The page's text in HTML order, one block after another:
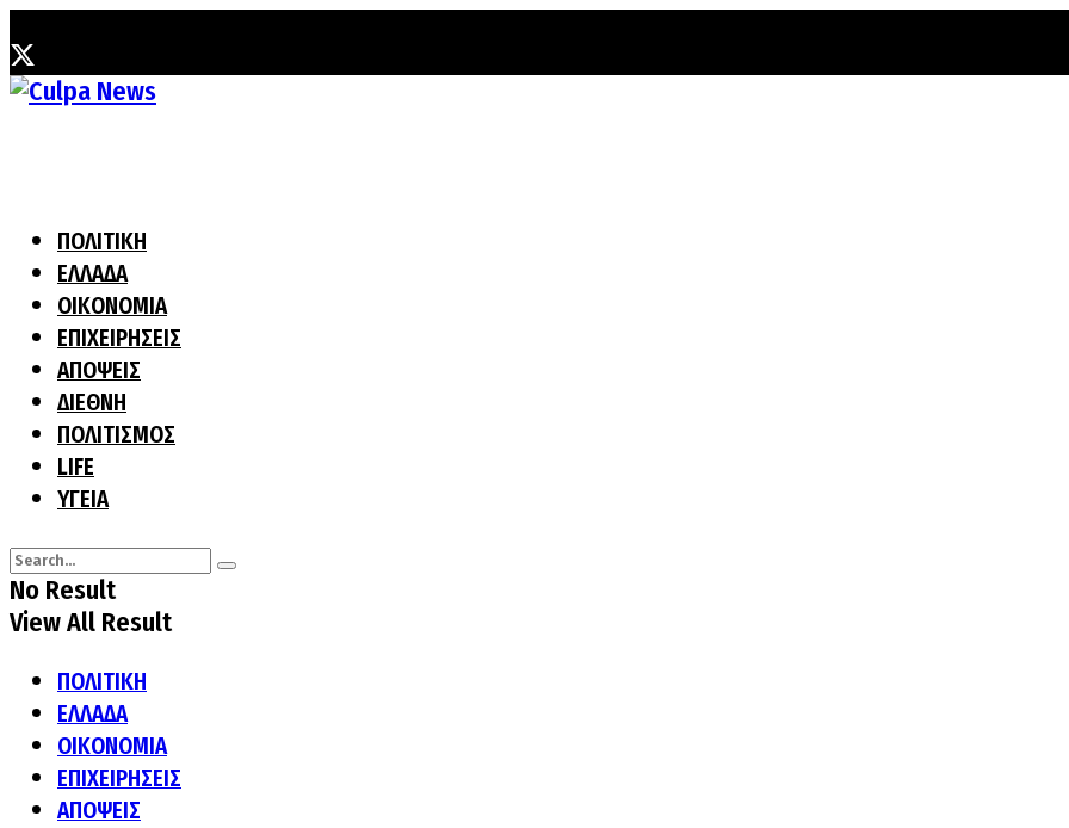
ΠΟΛΙΤΙΚΗ
ΕΛΛΑΔΑ
ΟΙΚΟΝΟΜΙΑ
ΕΠΙΧΕΙΡΗΣΕΙΣ
ΑΠΟΨΕΙΣ
ΔΙΕΘΝΗ
ΠΟΛΙΤΙΣΜΟΣ
LIFE
ΥΓΕΙΑ
No Result
View All Result
ΠΟΛΙΤΙΚΗ
ΕΛΛΑΔΑ
ΟΙΚΟΝΟΜΙΑ
ΕΠΙΧΕΙΡΗΣΕΙΣ
ΑΠΟΨΕΙΣ